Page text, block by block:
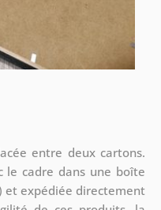
entre deux cartons.
le cadre dans une boîte
et expédiée directement